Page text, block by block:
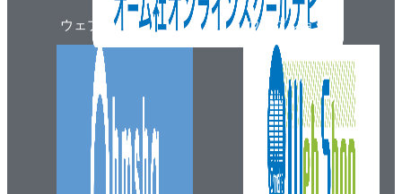
ウェブマガジン ウェブショップ